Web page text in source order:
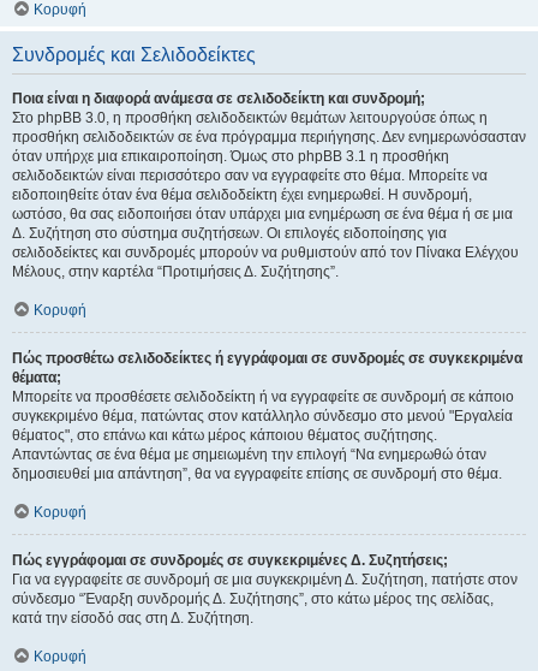
Κορυφή
Συνδρομές και Σελιδοδείκτες
Ποια είναι η διαφορά ανάμεσα σε σελιδοδείκτη και συνδρομή;
Στο phpBB 3.0, η προσθήκη σελιδοδεικτών θεμάτων λειτουργούσε όπως η
προσθήκη σελιδοδεικτών σε ένα πρόγραμμα περιήγησης. Δεν ενημερωνόσασταν
όταν υπήρχε μια επικαιροποίηση. Όμως στο phpBB 3.1 η προσθήκη
σελιδοδεικτών είναι περισσότερο σαν να εγγραφείτε στο θέμα. Μπορείτε να
ειδοποιηθείτε όταν ένα θέμα σελιδοδείκτη έχει ενημερωθεί. Η συνδρομή,
ωστόσο, θα σας ειδοποιήσει όταν υπάρχει μια ενημέρωση σε ένα θέμα ή σε μια
Δ. Συζήτηση στο σύστημα συζητήσεων. Οι επιλογές ειδοποίησης για
σελιδοδείκτες και συνδρομές μπορούν να ρυθμιστούν από τον Πίνακα Ελέγχου
Μέλους, στην καρτέλα “Προτιμήσεις Δ. Συζήτησης”.
Κορυφή
Πώς προσθέτω σελιδοδείκτες ή εγγράφομαι σε συνδρομές σε συγκεκριμένα
θέματα;
Μπορείτε να προσθέσετε σελιδοδείκτη ή να εγγραφείτε σε συνδρομή σε κάποιο
συγκεκριμένο θέμα, πατώντας στον κατάλληλο σύνδεσμο στο μενού "Εργαλεία
θέματος", στο επάνω και κάτω μέρος κάποιου θέματος συζήτησης.
Απαντώντας σε ένα θέμα με σημειωμένη την επιλογή “Να ενημερωθώ όταν
δημοσιευθεί μια απάντηση”, θα να εγγραφείτε επίσης σε συνδρομή στο θέμα.
Κορυφή
Πώς εγγράφομαι σε συνδρομές σε συγκεκριμένες Δ. Συζητήσεις;
Για να εγγραφείτε σε συνδρομή σε μια συγκεκριμένη Δ. Συζήτηση, πατήστε στον
σύνδεσμο “Έναρξη συνδρομής Δ. Συζήτησης”, στο κάτω μέρος της σελίδας,
κατά την είσοδό σας στη Δ. Συζήτηση.
Κορυφή